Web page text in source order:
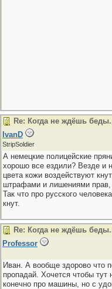
Re: Когда не ждёшь
IvanD
StripSoldier
А немецкие полицейские
хорошо все ездили? Везде и
цвета кожи воздействуют
штрафами и лишениями прав,
Так что про русского
кнут.
Re: Когда не ждёшь
Professor
Иван. А вообще здорово что
пропадай. Хочется чтобы
конечно про машины, но с